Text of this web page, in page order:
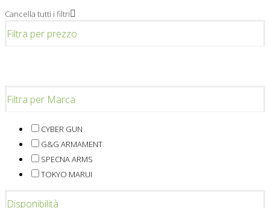
Cancella tutti i filtri
Filtra per prezzo
Filtra per Marca
CYBER GUN
G&G ARMAMENT
SPECNA ARMS
TOKYO MARUI
Disponibilità